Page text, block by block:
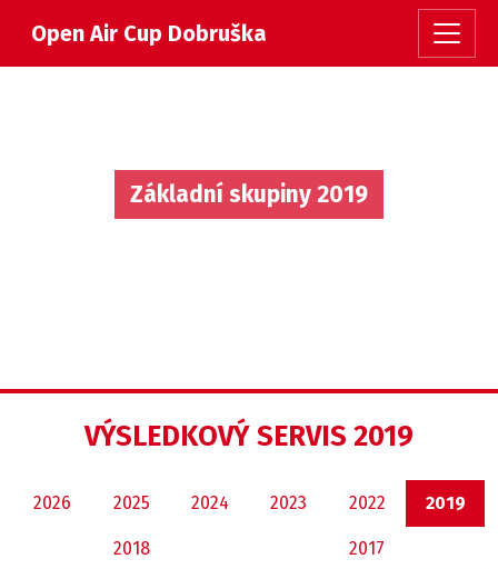
Open Air Cup Dobruška
Základní skupiny 2019
VÝSLEDKOVÝ SERVIS 2019
2026 2025 2024 2023 2022 2019
2018 2017